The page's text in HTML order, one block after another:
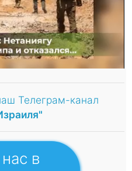
Телеграм-канал
в